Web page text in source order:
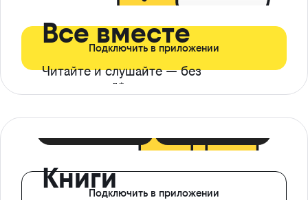
Все вместе
Читайте и слушайте — без
ограничений*
Подключить в приложении
КнигиПодключить в приложении